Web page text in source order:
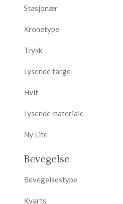
Stasjonær
Kronetype
Trykk
Lysende farge
Hvit
Lysende materiale
Ny Lite
Bevegelse
Bevegelsestype
Kvarts